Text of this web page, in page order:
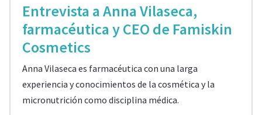
Entrevista a Anna Vilaseca,
farmacéutica y CEO de Famiskin
Cosmetics
Anna Vilaseca es farmacéutica con una larga
experiencia y conocimientos de la cosmética y la
micronutrición como disciplina médica.